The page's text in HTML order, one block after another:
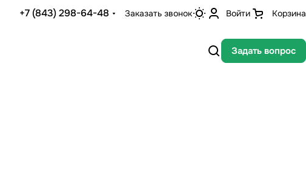
+7 (843) 298-64-48 Заказать звонок Войти Корзина
Задать вопрос